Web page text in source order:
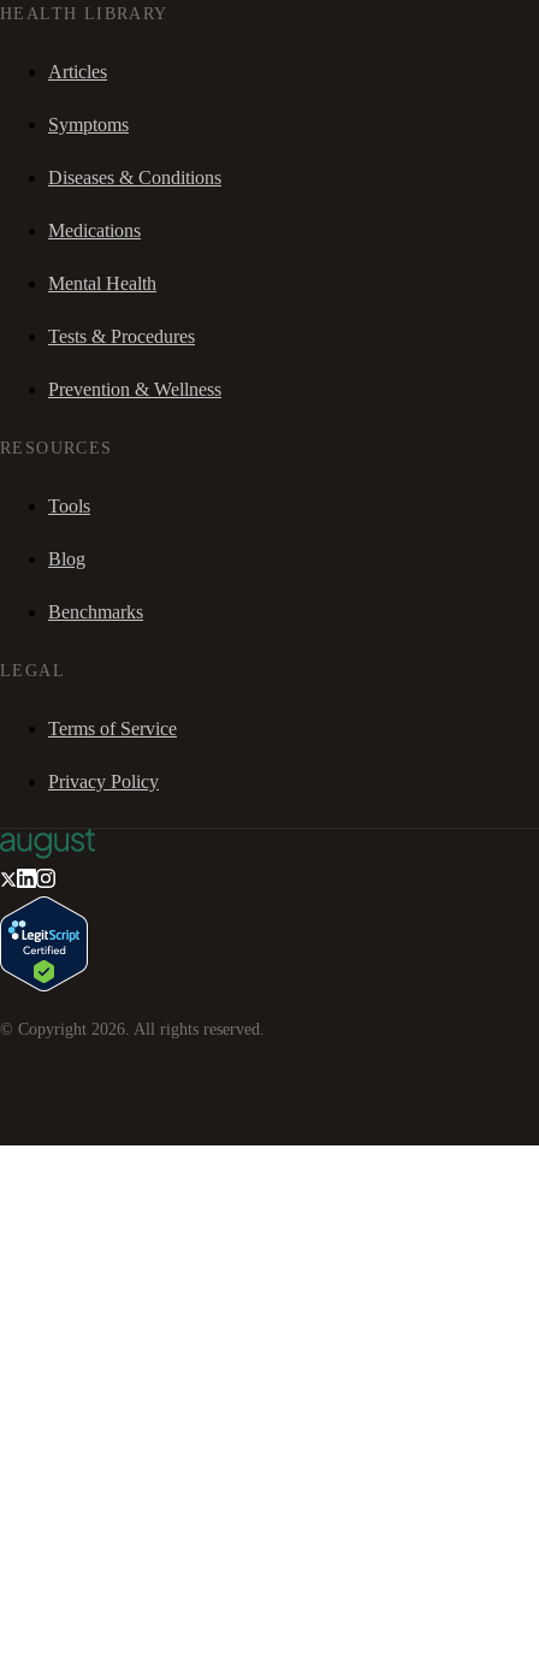
HEALTH LIBRARY
Articles
Symptoms
Diseases & Conditions
Medications
Mental Health
Tests & Procedures
Prevention & Wellness
RESOURCES
Tools
Blog
Benchmarks
LEGAL
Terms of Service
Privacy Policy
© Copyright 2026 . All rights reserved.